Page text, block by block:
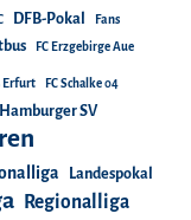
DFB-Pokal Fans
FC Erzgebirge Aue
Erfurt FC Schalke 04
Hamburger SV
Landespokal
Regionalliga